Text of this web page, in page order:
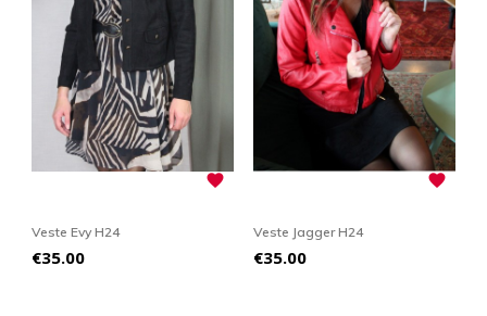

Veste Evy H24
Price
€35.00

Veste Jagger H24
Price
€35.00